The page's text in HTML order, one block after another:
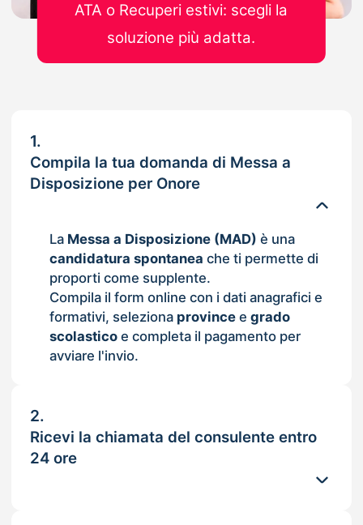
1.
Compila la tua domanda di Messa a
Disposizione per Onore
La Messa a Disposizione (MAD) è una
candidatura spontanea che ti permette di
proporti come supplente.
Compila il form online con i dati anagrafici e
formativi, seleziona provincee grado
scolasticoe completa il pagamento per
avviare l'invio.
2.
Ricevi la chiamata del consulente entro
24 ore
ATA o Recuperi estivi: scegli la
soluzione più adatta.